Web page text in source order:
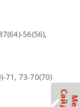
56(56),
71, 73-70(70)